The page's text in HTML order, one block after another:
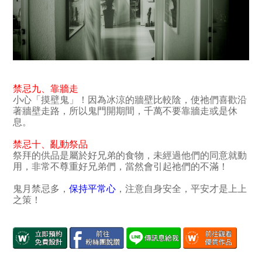
禁忌九 、靠牆走
小心「摸壁鬼」！因為冰涼的牆壁比較陰，使祂們喜歡沿
著牆壁走路，所以鬼門開期間，千萬不要靠牆走或是休
息。
禁忌十 、亂動祭品
祭拜的供品是屬於好兄弟的食物，未經過他們的同意就動
用，非常不尊重好兄弟們，當然會引起祂們的不滿！
鬼月禁忌多，保持平常心 ，注意自身安全，平安才是上上
之策！